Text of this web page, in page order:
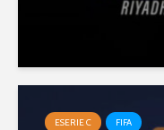
ESERIE C FIFA